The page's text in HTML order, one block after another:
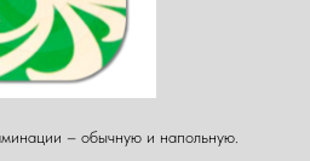
– обычную и напольную.